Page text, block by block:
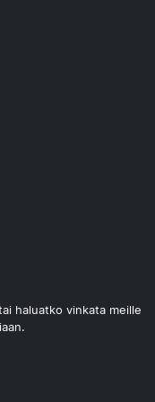
haluatko vinkata meille